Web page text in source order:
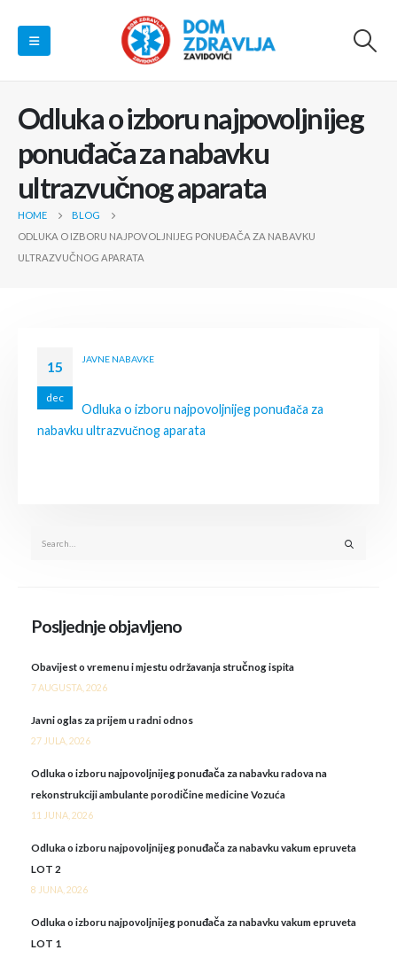
Odluka o izboru najpovoljnijeg
ponuđača za nabavku
ultrazvučnog aparata
HOME
BLOG
ODLUKA O IZBORU NAJPOVOLJNIJEG PONUĐAČA ZA NABAVKU
ULTRAZVUČNOG APARATA
15
dec
JAVNE NABAVKE
Odluka o izboru najpovoljnijeg ponuđača za
nabavku ultrazvučnog aparata
Posljednje objavljeno
Obavijest o vremenu i mjestu održavanja stručnog ispita
7 AUGUSTA, 2026
Javni oglas za prijem u radni odnos
27 JULA, 2026
Odluka o izboru najpovoljnijeg ponuđača za nabavku radova na
rekonstrukciji ambulante porodičine medicine Vozuća
11 JUNA, 2026
Odluka o izboru najpovoljnijeg ponuđača za nabavku vakum epruveta
LOT 2
8 JUNA, 2026
Odluka o izboru najpovoljnijeg ponuđača za nabavku vakum epruveta
LOT 1